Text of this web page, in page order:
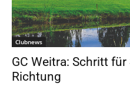
Clubnews
GC Weitra: Schritt
Richtung